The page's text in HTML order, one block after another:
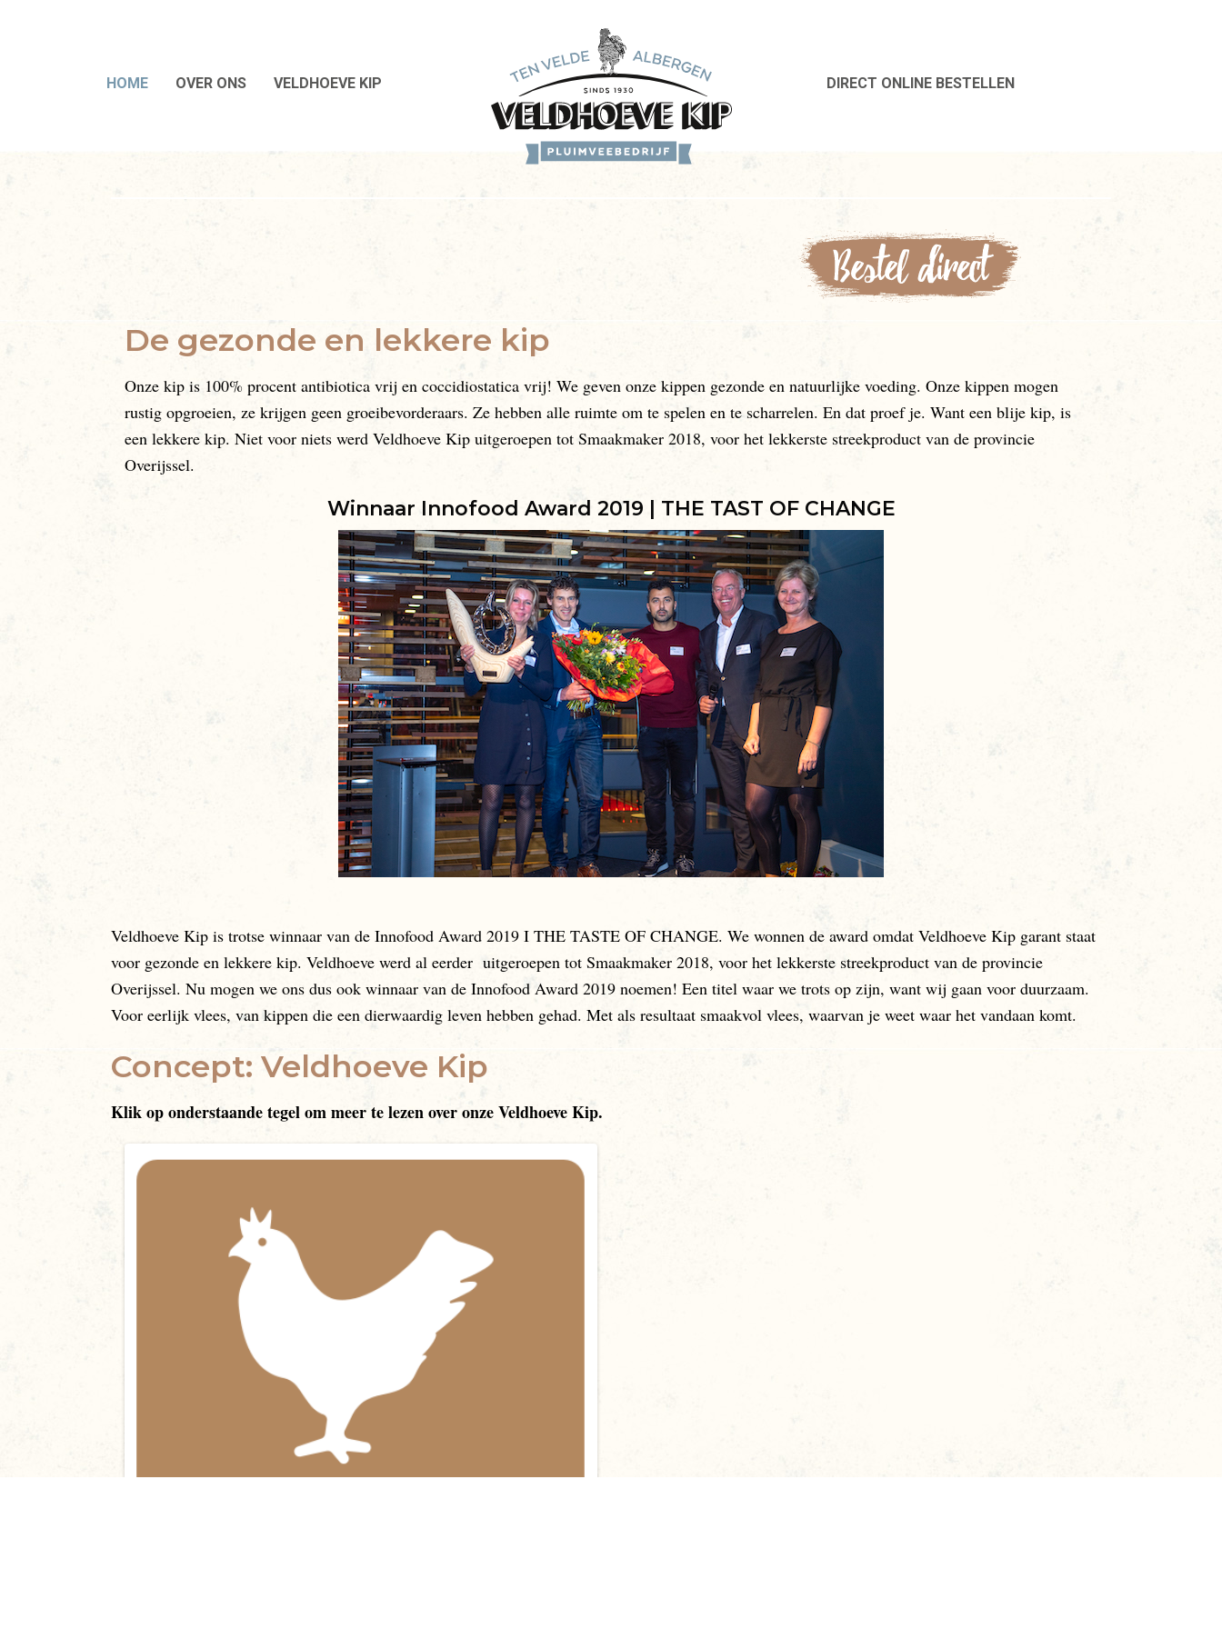
HOME OVER ONS VELDHOEVE KIP DIRECT ONLINE BESTELLEN
De gezonde en lekkere kip
Onze kip is 100% procent antibiotica vrij en coccidiostatica vrij! We geven onze kippen gezonde en natuurlijke voeding. Onze kippen mogen
rustig opgroeien, ze krijgen geen groeibevorderaars. Ze hebben alle ruimte om te spelen en te scharrelen. En dat proef je. Want een blije kip, is
een lekkere kip. Niet voor niets werd Veldhoeve Kip uitgeroepen tot Smaakmaker 2018, voor het lekkerste streekproduct van de provincie
Overijssel.
Winnaar Innofood Award 2019 | THE TAST OF CHANGE
Veldhoeve Kip is trotse winnaar van de Innofood Award 2019 I THE TASTE OF CHANGE. We wonnen de award omdat Veldhoeve Kip garant staat
voor gezonde en lekkere kip. Veldhoeve werd al eerder uitgeroepen tot Smaakmaker 2018, voor het lekkerste streekproduct van de provincie
Overijssel. Nu mogen we ons dus ook winnaar van de Innofood Award 2019 noemen! Een titel waar we trots op zijn, want wij gaan voor duurzaam.
Voor eerlijk vlees, van kippen die een dierwaardig leven hebben gehad. Met als resultaat smaakvol vlees, waarvan je weet waar het vandaan komt.
Concept: Veldhoeve Kip
Klik op onderstaande tegel om meer te lezen over onze Veldhoeve Kip.